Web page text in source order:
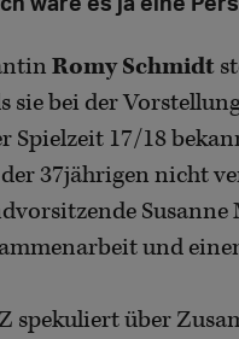
Romy Schmidt
sie bei der
Spielzeit 17/18
37jährigen nicht
und
spekuliert über